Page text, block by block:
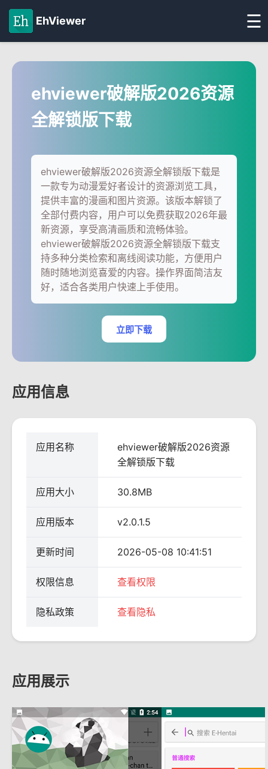
EhViewer ☰
ehviewer破解版2026资源
全解锁版下载
ehviewer破解版2026资源全解锁版下载是
一款专为动漫爱好者设计的资源浏览工具，
提供丰富的漫画和图片资源。该版本解锁了
全部付费内容，用户可以免费获取2026年最
新资源，享受高清画质和流畅体验。
ehviewer破解版2026资源全解锁版下载支
持多种分类检索和离线阅读功能，方便用户
随时随地浏览喜爱的内容。操作界面简洁友
好，适合各类用户快速上手使用。
立即下载
应用信息
应用名称
ehviewer破解版2026资源
全解锁版下载
应用大小 30.8MB
应用版本 v2.0.1.5
更新时间 2026-05-08 10:41:51
权限信息 查看权限
隐私政策 查看隐私
应用展示